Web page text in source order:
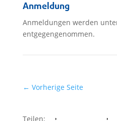
Anmeldung
Anmeldungen werden
entgegengenommen.
← Vorherige Seite
Teilen: Facebook